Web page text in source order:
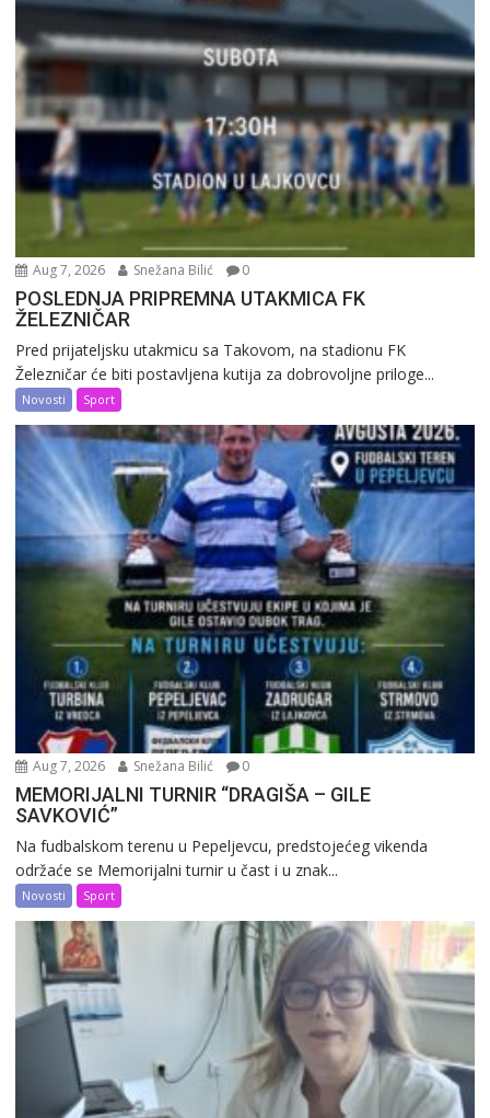
Aug 7, 2026 Snežana Bilić 0
POSLEDNJA PRIPREMNA UTAKMICA FK
ŽELEZNIČAR
Pred prijateljsku utakmicu sa Takovom, na stadionu FK
Železničar će biti postavljena kutija za dobrovoljne priloge...
Novosti Sport
Aug 7, 2026 Snežana Bilić 0
MEMORIJALNI TURNIR “DRAGIŠA – GILE
SAVKOVIĆ”
Na fudbalskom terenu u Pepeljevcu, predstojećeg vikenda
održaće se Memorijalni turnir u čast i u znak...
Novosti Sport